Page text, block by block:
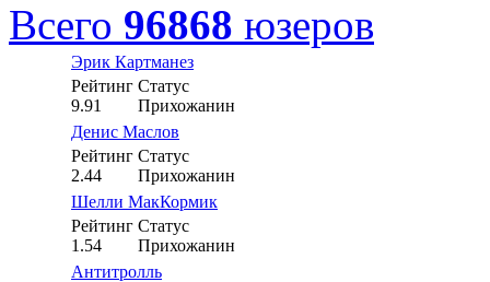
Всего 96868 юзеров
Эрик Картманез
Рейтинг
9.91
Статус
Прихожанин
Денис Маслов
Рейтинг
2.44
Статус
Прихожанин
Шелли МакКормик
Рейтинг
1.54
Статус
Прихожанин
Антитролль